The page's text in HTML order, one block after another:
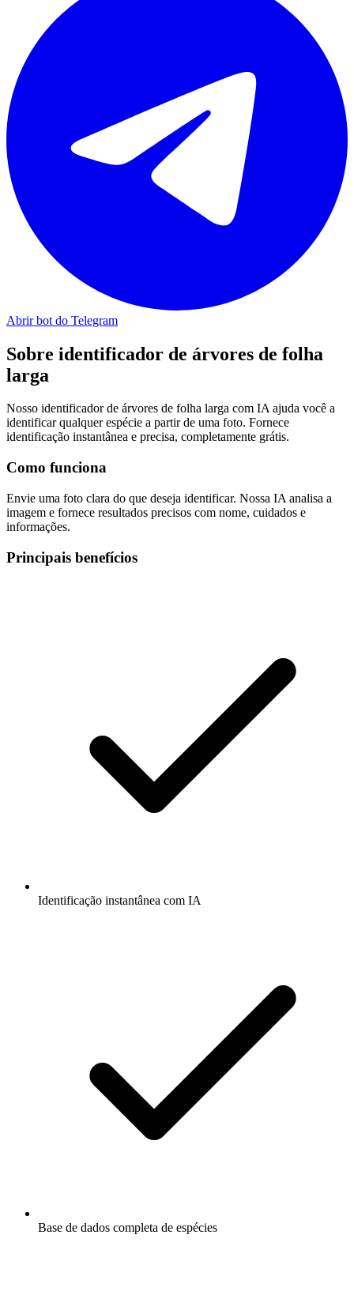
Abrir bot do Telegram
Sobre identificador de árvores de folha
larga
Nosso identificador de árvores de folha larga com IA ajuda você a
identificar qualquer espécie a partir de uma foto. Fornece
identificação instantânea e precisa, completamente grátis.
Como funciona
Envie uma foto clara do que deseja identificar. Nossa IA analisa a
imagem e fornece resultados precisos com nome, cuidados e
informações.
Principais benefícios
Identificação instantânea com IA
Base de dados completa de espécies